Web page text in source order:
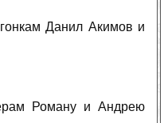
Данил Акимов и
Роману и Андрею